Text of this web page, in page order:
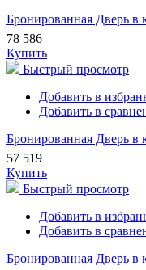
Бронированная Дверь в
78 586
Купить
Быстрый просмотр
Добавить в
Добавить в
Бронированная Дверь в
57 519
Купить
Быстрый просмотр
Добавить в
Добавить в
Бронированная Дверь в